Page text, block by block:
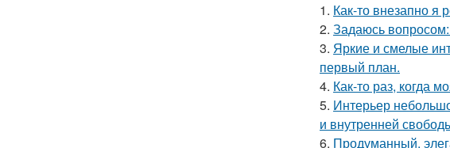
1. Как-то внезапно я
2. Задаюсь
3. Яркие и смелые
первый план.
4. Как-то раз, когда
5. Интерьер
и внутренней
6. Продуманный,